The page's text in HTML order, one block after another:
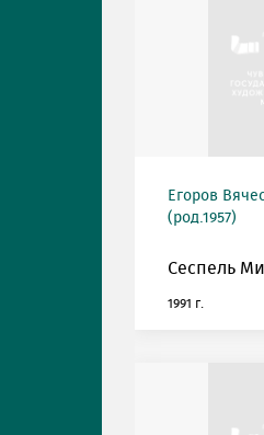
Егоров
(род.1957)
Сеспель
1991 г.